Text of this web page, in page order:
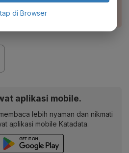
aplikasi mobile.
lebih nyaman dan nikmati
aplikasi mobile Katadata.
di Browser